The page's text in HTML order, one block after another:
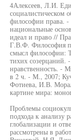
4Алексеев, Л.И.
социалистическом
философии права.
национальные
идеал и право //
Г.В.Ф. Философия
смысл философии:
тихих созерцаний.
нравственность. -
в 2 ч. - М., 2007;
Фотиева, И.В.
картине мира:
Проблемы
подхода к анализу
глобализации и
рассмотрены в